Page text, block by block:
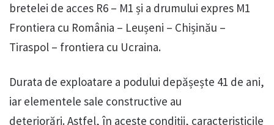
bretelei de acces R6 – M1 și a drumului expres M1
Frontiera cu România – Leușeni – Chișinău –
Tiraspol – frontiera cu Ucraina.
Durata de exploatare a podului depășește 41 de ani,
iar elementele sale constructive au
deteriorări. Astfel, în aceste condiții, caracteristicile